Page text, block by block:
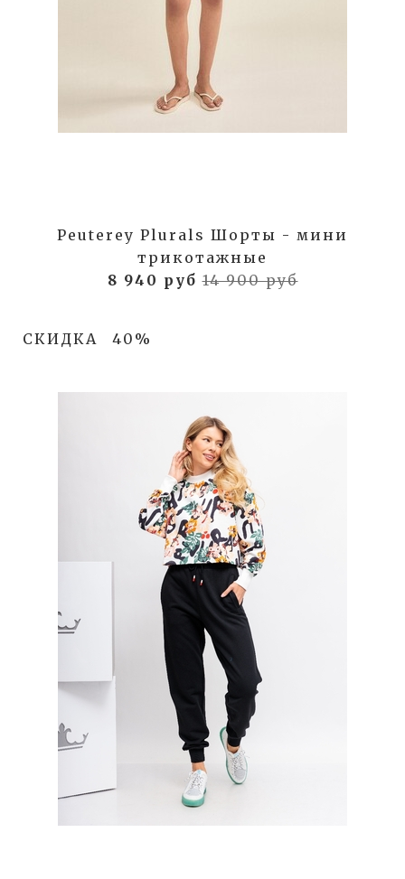
Peuterey Plurals Шорты - мини
трикотажные
8 940 руб14 900 руб
СКИДКА 40%